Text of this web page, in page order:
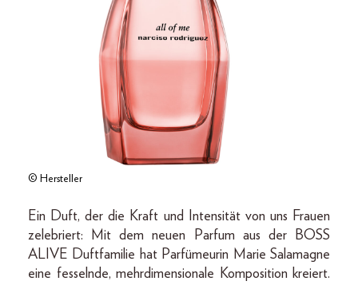
© Hersteller
Ein Duft, der die Kraft und Intensität von uns Frauen
zelebriert: Mit dem neuen Parfum aus der BOSS
ALIVE Duftfamilie hat Parfümeurin Marie Salamagne
eine fesselnde, mehrdimensionale Komposition kreiert.